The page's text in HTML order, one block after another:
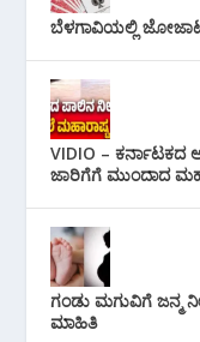
ಬೆಳಗಾವಿಯಲ್ಲಿ
VIDIO –
ಜಾರಿಗೆಗೆ ಮುಂದಾದ
ಗಂಡು ಮಗುವಿಗೆ ಜನ್ಮ
ಮಾಹಿತಿ